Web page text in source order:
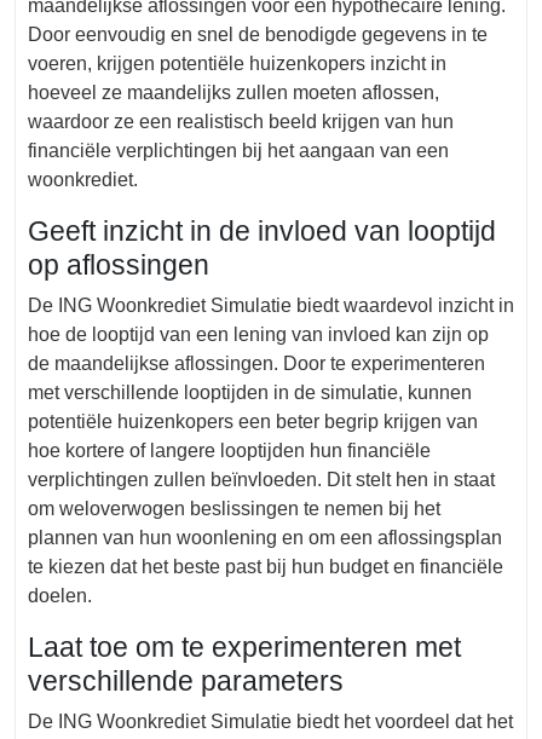
maandelijkse aflossingen voor een hypothecaire lening.
Door eenvoudig en snel de benodigde gegevens in te
voeren, krijgen potentiële huizenkopers inzicht in
hoeveel ze maandelijks zullen moeten aflossen,
waardoor ze een realistisch beeld krijgen van hun
financiële verplichtingen bij het aangaan van een
woonkrediet.
Geeft inzicht in de invloed van looptijd
op aflossingen
De ING Woonkrediet Simulatie biedt waardevol inzicht in
hoe de looptijd van een lening van invloed kan zijn op
de maandelijkse aflossingen. Door te experimenteren
met verschillende looptijden in de simulatie, kunnen
potentiële huizenkopers een beter begrip krijgen van
hoe kortere of langere looptijden hun financiële
verplichtingen zullen beïnvloeden. Dit stelt hen in staat
om weloverwogen beslissingen te nemen bij het
plannen van hun woonlening en om een aflossingsplan
te kiezen dat het beste past bij hun budget en financiële
doelen.
Laat toe om te experimenteren met
verschillende parameters
De ING Woonkrediet Simulatie biedt het voordeel dat het